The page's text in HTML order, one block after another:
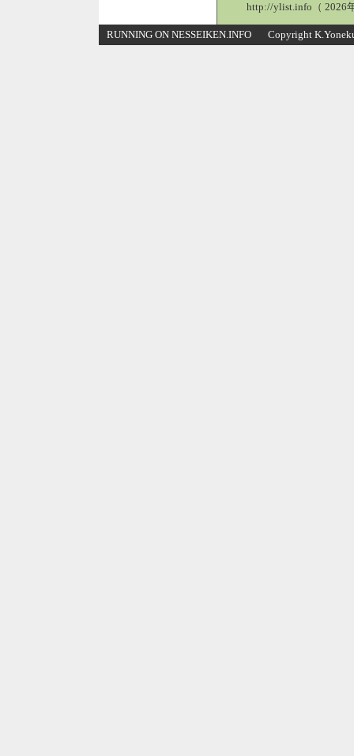
http://ylist.info（ 2026
RUNNING ON NESSEIKEN.INFO Copyright